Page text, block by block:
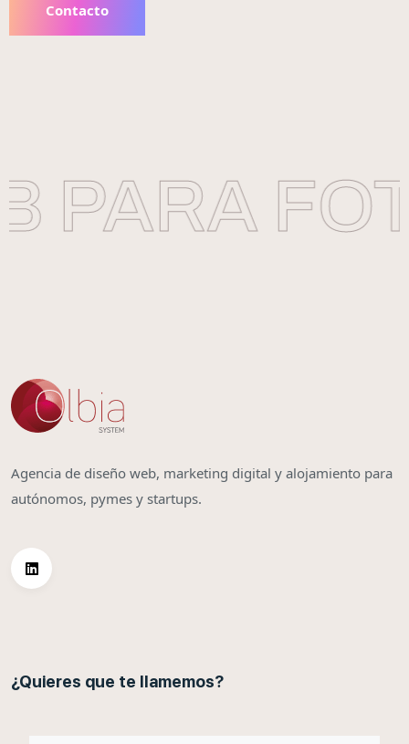
Contacto
Agencia de diseño web, marketing digital y alojamiento para
autónomos, pymes y startups.
¿Quieres que te llamemos?